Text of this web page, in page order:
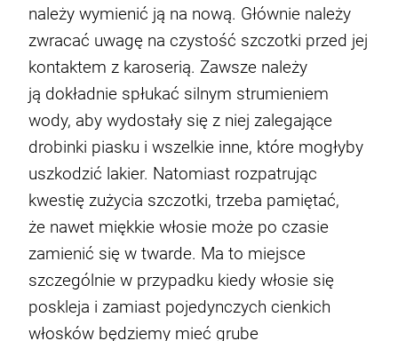
należy wymienić ją na nową. Głównie należy
zwracać uwagę na czystość szczotki przed jej
kontaktem z karoserią. Zawsze należy
ją dokładnie spłukać silnym strumieniem
wody, aby wydostały się z niej zalegające
drobinki piasku i wszelkie inne, które mogłyby
uszkodzić lakier. Natomiast rozpatrując
kwestię zużycia szczotki, trzeba pamiętać,
że nawet miękkie włosie może po czasie
zamienić się w twarde. Ma to miejsce
szczególnie w przypadku kiedy włosie się
poskleja i zamiast pojedynczych cienkich
włosków będziemy mieć grube